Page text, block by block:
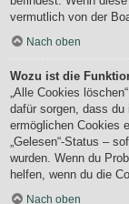
vermutlich von der
Nach oben
Wozu ist die
„Alle Cookies
dafür sorgen, dass du
ermöglichen Cookies
„Gelesen“-Status –
wurden. Wenn du
helfen, wenn du die
Nach oben